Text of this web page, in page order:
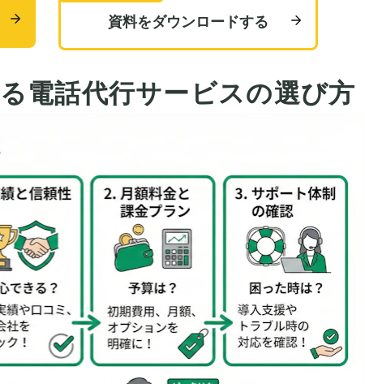
資料をダウンロードする
電話代行サービスの選び方